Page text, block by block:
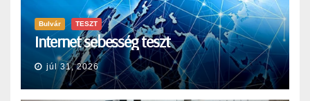
Bulvár TESZT
Internet sebesség teszt
júl 31, 2026